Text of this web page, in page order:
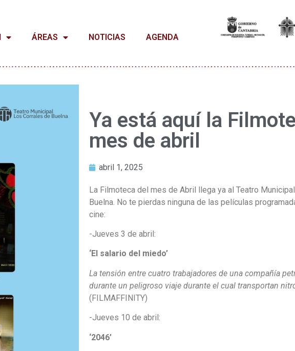
ÁREAS NOTICIAS AGENDA
Ya está aquí la
mes de abril
abril 1, 2025
La Filmoteca del mes de Abril llega ya al Teatro
Buelna. No te pierdas ninguna de las películas
cine:
-Jueves 3 de abril:
‘El salario del miedo’
La tensión entre cuatro trabajadores de una compañía
durante un peligroso viaje durante el cual transportan
(FILMAFFINITY)
-Jueves 10 de abril:
‘2046’